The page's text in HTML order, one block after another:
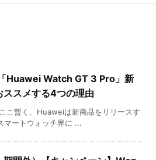
「Huawei Watch GT 3 Pro」新
ススメする4つの理由
こ暫く、Huaweiは新商品をリリースす
マートウォッチ界に ...